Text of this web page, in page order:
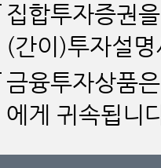
집합투자증권
(간이)투자설
금융투자상품
에게 귀속됩니